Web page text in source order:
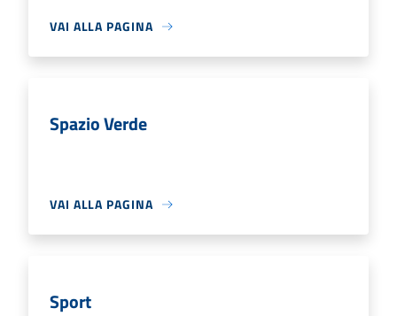
VAI ALLA PAGINA
Spazio Verde
VAI ALLA PAGINA
Sport